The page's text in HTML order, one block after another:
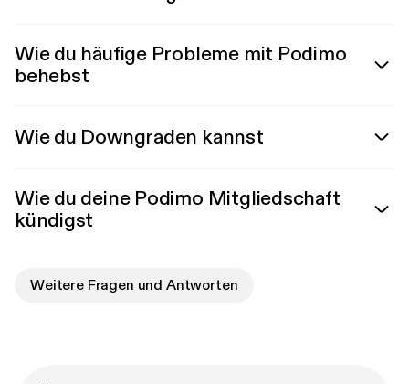
Wie du häufige Probleme mit Podimo
behebst
Wie du Downgraden kannst
Wie du deine Podimo Mitgliedschaft
kündigst
Weitere Fragen und Antworten